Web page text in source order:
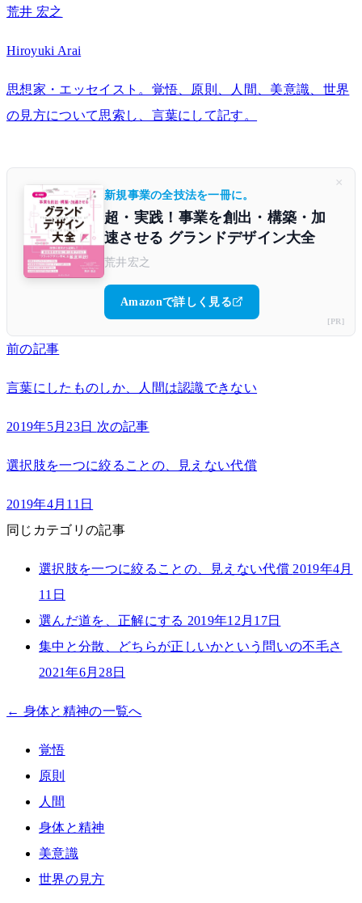
荒井 宏之
Hiroyuki Arai
思想家・エッセイスト。覚悟、原則、人間、美意識、世界
の見方について思索し、言葉にして記す。
[PR]
×
新規事業の全技法を一冊に。
超・実践！事業を創出・構築・加
速させる グランドデザイン大全
荒井宏之
Amazonで詳しく見る
前の記事
言葉にしたものしか、人間は認識できない
2019年5月23日 次の記事
選択肢を一つに絞ることの、見えない代償
2019年4月11日
同じカテゴリの記事
選択肢を一つに絞ることの、見えない代償 2019年4月
11日
選んだ道を、正解にする 2019年12月17日
集中と分散、どちらが正しいかという問いの不毛さ
2021年6月28日
← 身体と精神の一覧へ
覚悟
原則
人間
身体と精神
美意識
世界の見方